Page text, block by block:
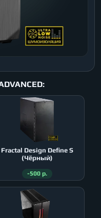
Fractal Design Define S
(Чёрный)
-500 р.